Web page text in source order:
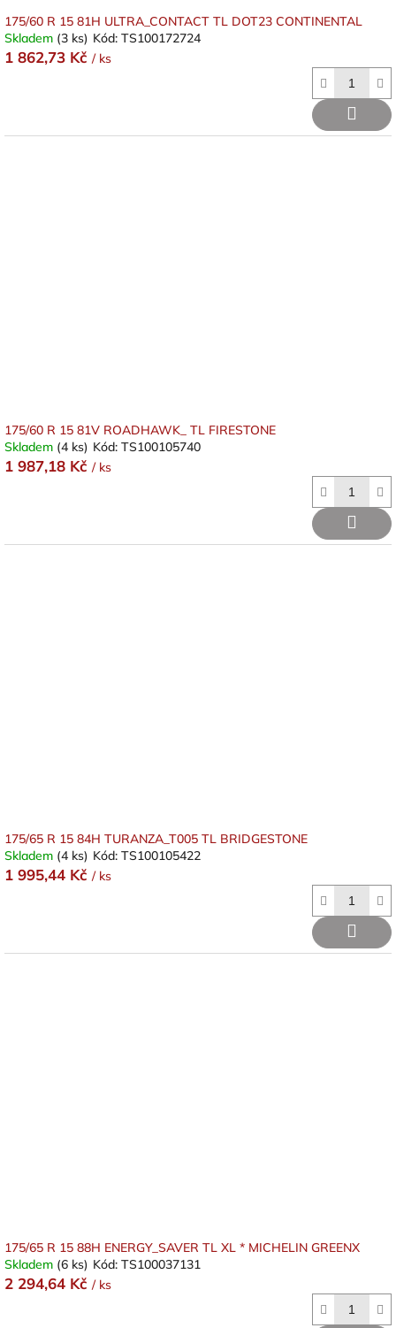
175/60 R 15 81H ULTRA_CONTACT TL DOT23 CONTINENTAL
Skladem (3 ks) Kód: TS100172724
1 862,73 Kč / ks
175/60 R 15 81V ROADHAWK_ TL FIRESTONE
Skladem (4 ks) Kód: TS100105740
1 987,18 Kč / ks
175/65 R 15 84H TURANZA_T005 TL BRIDGESTONE
Skladem (4 ks) Kód: TS100105422
1 995,44 Kč / ks
175/65 R 15 88H ENERGY_SAVER TL XL * MICHELIN GREENX
Skladem (6 ks) Kód: TS100037131
2 294,64 Kč / ks